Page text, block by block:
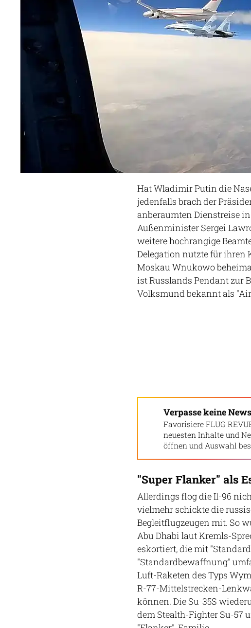
Hat Wladimir Putin die
jedenfalls brach der
anberaumten Dienstreise
Außenminister Sergei
weitere hochrangige
Delegation nutzte für ihren
Moskau Wnukowo
ist Russlands Pendant zur
Volksmund bekannt als "Air
Verpasse keine
Favorisiere FLUG
neuesten Inhalte und
öffnen und Auswahl
"Super Flanker" als
Allerdings flog die Il-96
vielmehr schickte die
Begleitflugzeugen mit. So
Abu Dhabi laut Kremls-
eskortiert, die mit
"Standardbewaffnung"
Luft-Raketen des Typs
R-77-Mittelstrecken-
können. Die Su-35S
dem Stealth-Fighter Su-57